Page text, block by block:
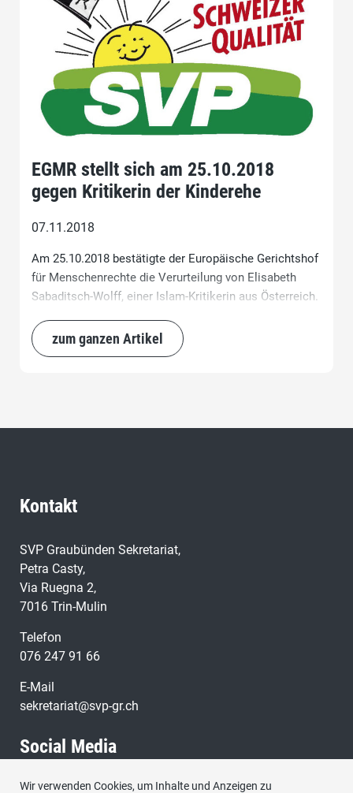
EGMR stellt sich am 25.10.2018
gegen Kritikerin der Kinderehe
07.11.2018
Am 25.10.2018 bestätigte der Europäische Gerichtshof
für Menschenrechte die Verurteilung von Elisabeth
Sabaditsch-Wolff, einer Islam-Kritikerin aus Österreich.
Propheten Mohammed als pädophil. Dies nicht zuletzt,
weil in mehreren Überlieferungen bestätigt wird, dass
Allahs Segen und Heil auf ihm, nahm seine
zum ganzen Artikel
Kontakt
SVP Graubünden Sekretariat,
Petra Casty,
Via Ruegna 2,
7016 Trin-Mulin
Telefon
076 247 91 66
E-Mail
sekretariat@svp-gr.ch
Social Media
Wir verwenden Cookies, um Inhalte und Anzeigen zu